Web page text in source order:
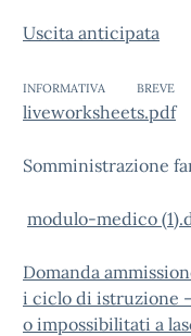
Uscita anticipata
INFORMATIVA
liveworksheets.pdf
Somministrazione
modulo-medico
Domanda
i ciclo di istruzione
o impossibilitati a